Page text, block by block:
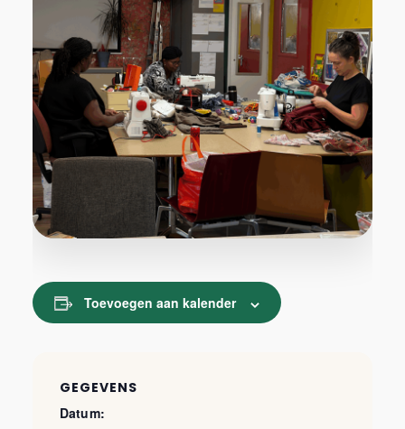
Toevoegen aan kalender
GEGEVENS
Datum: